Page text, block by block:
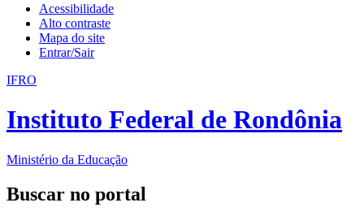
Acessibilidade
Alto contraste
Mapa do site
Entrar/Sair
IFRO
Instituto Federal de Rondônia
Ministério da Educação
Buscar no portal